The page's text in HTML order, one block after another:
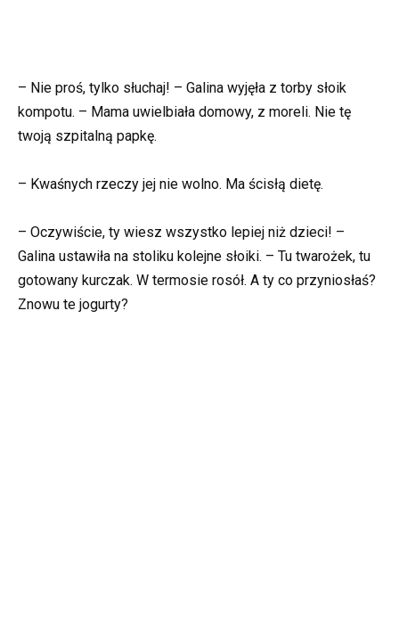
– Nie proś, tylko słuchaj! – Galina wyjęła z torby słoik
kompotu. – Mama uwielbiała domowy, z moreli. Nie tę
twoją szpitalną papkę.
– Kwaśnych rzeczy jej nie wolno. Ma ścisłą dietę.
– Oczywiście, ty wiesz wszystko lepiej niż dzieci! –
Galina ustawiła na stoliku kolejne słoiki. – Tu twarożek, tu
gotowany kurczak. W termosie rosół. A ty co przyniosłaś?
Znowu te jogurty?